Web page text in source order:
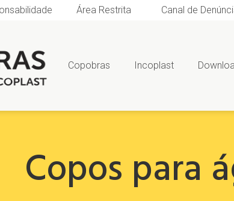
Área Restrita Canal de
Copobras Incoplast
Copos para